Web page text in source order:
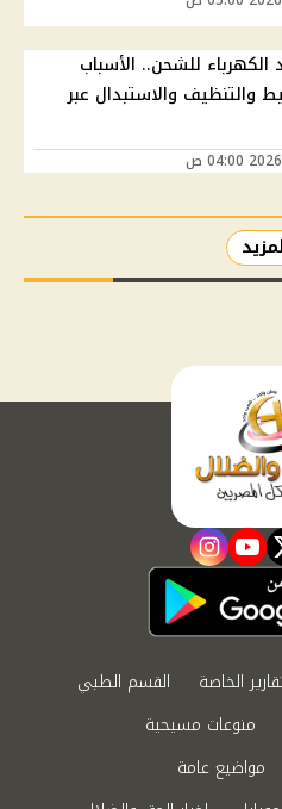
للشحن.. الأسباب
والتنظيف والاستبدال عبر
youtube
instagram
الخاصة
القسم الطبي
منوعات مسيحية
مواضيع عامة